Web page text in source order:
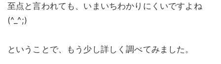
至点と言われても、いまいちわかりにくいですよね
(^_^;)
ということで、もう少し詳しく調べてみました。